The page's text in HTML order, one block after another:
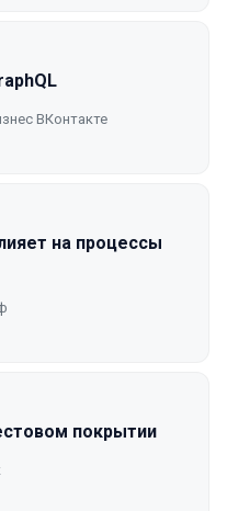
ВКонтакте
на процессы
покрытии